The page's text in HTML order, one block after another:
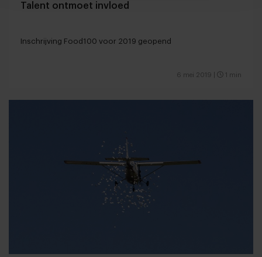
Talent ontmoet invloed
Inschrijving Food100 voor 2019 geopend
6 mei 2019 1 min